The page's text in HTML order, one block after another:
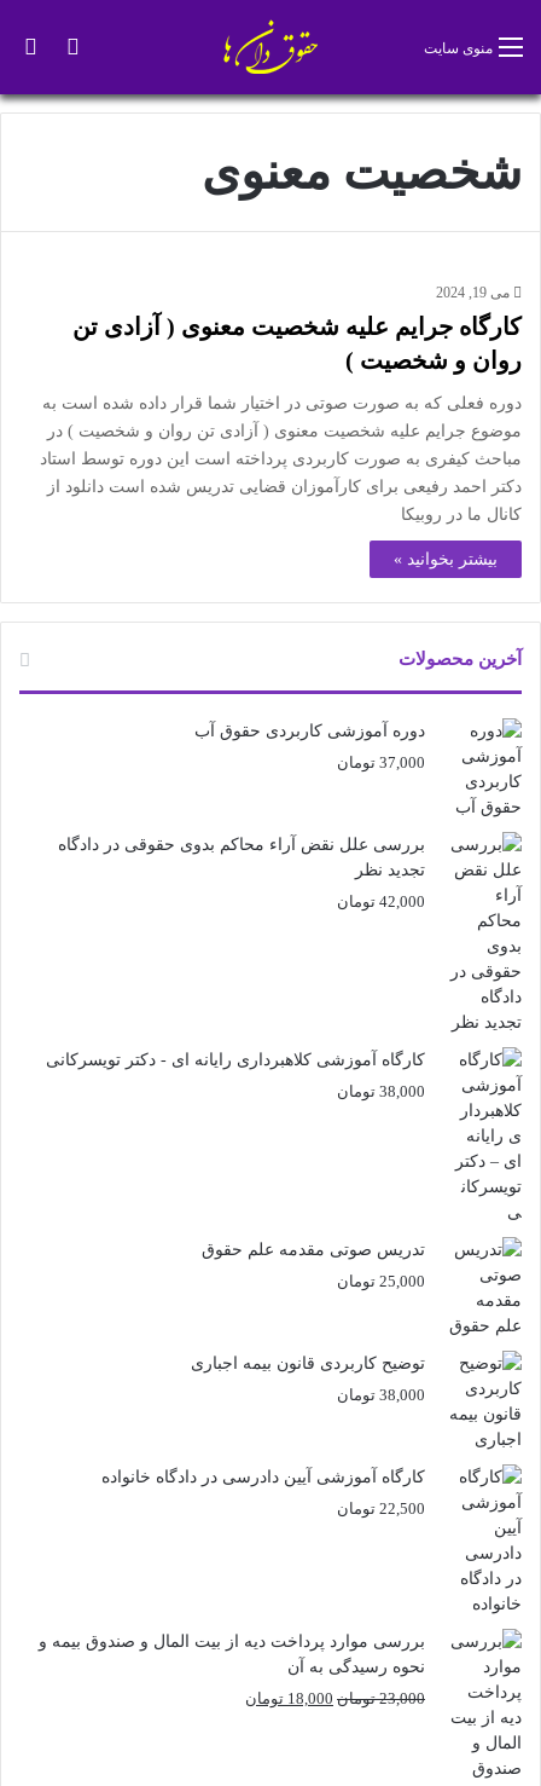
تغییر منوی سایت
شخصیت معنوی
می 19, 2024
کارگاه جرایم علیه شخصیت معنوی ( آزادی تن
روان و شخصیت )
دوره فعلی که به صورت صوتی در اختیار شما قرار داده شده است به
موضوع جرایم علیه شخصیت معنوی ( آزادی تن روان و شخصیت ) در
مباحث کیفری به صورت کاربردی پرداخته است این دوره توسط استاد
دکتر احمد رفیعی برای کارآموزان قضایی تدریس شده است دانلود از
کانال ما در روبیکا
بیشتر بخوانید »
آخرین محصولات
دوره آموزشی کاربردی حقوق آب
37,000 تومان
بررسی علل نقض آراء محاکم بدوی حقوقی در دادگاه
تجدید نظر
42,000 تومان
کارگاه آموزشی کلاهبرداری رایانه ای - دکتر تویسرکانی
38,000 تومان
تدریس صوتی مقدمه علم حقوق
25,000 تومان
توضیح کاربردی قانون بیمه اجباری
38,000 تومان
کارگاه آموزشی آیین دادرسی در دادگاه خانواده
22,500 تومان
بررسی موارد پرداخت دیه از بیت المال و صندوق بیمه و
نحوه رسیدگی به آن
23,000 تومان قیمت
18,000 تومان